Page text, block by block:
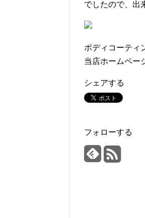
でしたので、出
ボディコーティ
当店ホームペー
シェアする
フォローする